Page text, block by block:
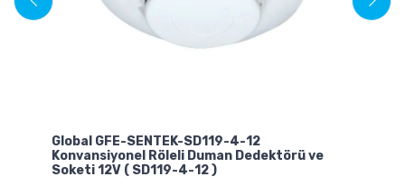
Global GFE-SENTEK-SD119-4-12
Konvansiyonel Röleli Duman Dedektörü ve
Soketi 12V ( SD119-4-12 )